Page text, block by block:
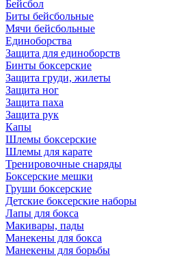
Бейсбол
Биты бейсбольные
Мячи бейсбольные
Единоборства
Защита для единоборств
Бинты боксерские
Защита груди, жилеты
Защита ног
Защита паха
Защита рук
Капы
Шлемы боксерские
Шлемы для карате
Тренировочные снаряды
Боксерские мешки
Груши боксерские
Детские боксерские наборы
Лапы для бокса
Макивары, пады
Манекены для бокса
Манекены для борьбы